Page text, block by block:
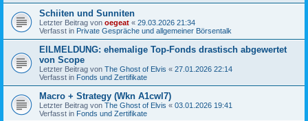
Schiiten und Sunniten
Letzter Beitrag von oegeat « 29.03.2026 21:34
Verfasst in Private Gespräche und allgemeiner Börsentalk
EILMELDUNG: ehemalige Top-Fonds drastisch abgewertet
von Scope
Letzter Beitrag von The Ghost of Elvis « 27.01.2026 22:14
Verfasst in Fonds und Zertifikate
Macro + Strategy (Wkn A1cwl7)
Letzter Beitrag von The Ghost of Elvis « 03.01.2026 19:41
Verfasst in Fonds und Zertifikate